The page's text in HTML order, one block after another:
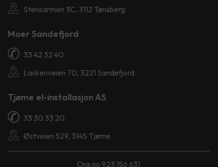
Stensarmen 3C, 3112 Tønsberg
Moer Sandefjord
33 42 32 40
Laskenveien 70, 3221 Sandefjord
Tjøme el-installasjon AS
33 30 33 20
Østveien 529, 3145 Tjøme
Org.no 923 156 631